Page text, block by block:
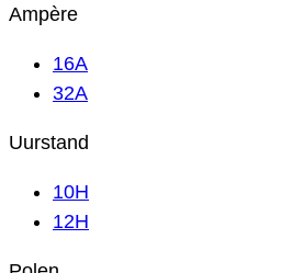
Ampère
16A
32A
Uurstand
10H
12H